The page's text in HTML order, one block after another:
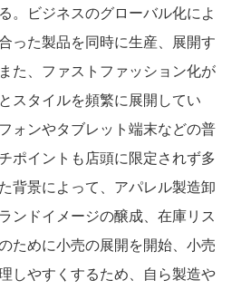
。ビジネスのグローバル化によ
った製品を同時に生産、展開す
た、ファストファッション化が
スタイルを頻繁に展開してい
ォンやタブレット端末などの普
ポイントも店頭に限定されず多
背景によって、アパレル製造卸
ンドイメージの醸成、在庫リス
ために小売の展開を開始、小売
しやすくするため、自ら製造や